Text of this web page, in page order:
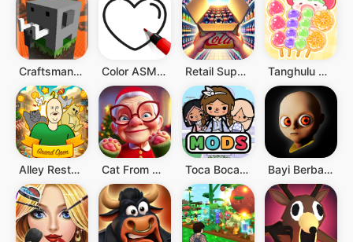
Craftsman: Building Craft Color ASMR: Drawing & Painting Retail Supermarket Simulator Tanghulu Master - Candy ASMR
Alley Restaurant Tycoon Cat From Hell - Cat Simulator Toca Boca Mods Bayi Berbaju Kuning